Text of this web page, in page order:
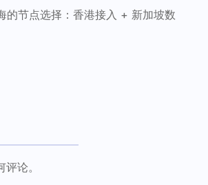
的节点选择：香港接入 + 新加坡数
论。